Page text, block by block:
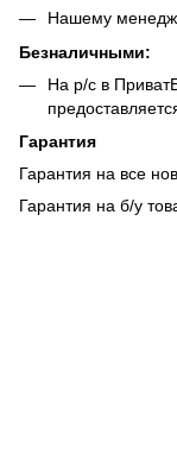
Нашему
Безналичными:
На р/с в
Гарантия
Гарантия на все
Гарантия на б/у